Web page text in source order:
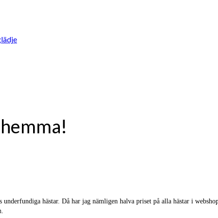
hästar. Då har jag nämligen halva priset på alla hästar i